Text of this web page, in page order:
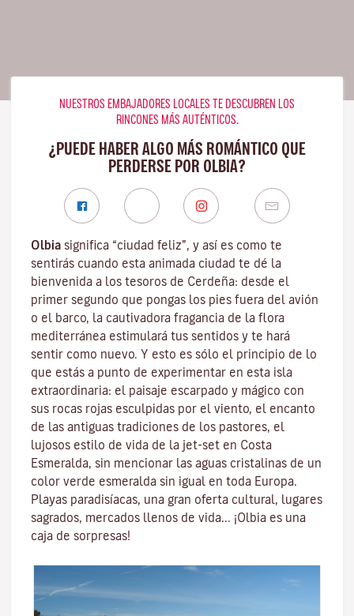
NUESTROS EMBAJADORES LOCALES TE DESCUBREN LOS
RINCONES MÁS AUTÉNTICOS.
¿PUEDE HABER ALGO MÁS ROMÁNTICO QUE
PERDERSE POR OLBIA?
Olbia significa “ciudad feliz”, y así es como te
sentirás cuando esta animada ciudad te dé la
bienvenida a los tesoros de Cerdeña: desde el
primer segundo que pongas los pies fuera del avión
o el barco, la cautivadora fragancia de la flora
mediterránea estimulará tus sentidos y te hará
sentir como nuevo. Y esto es sólo el principio de lo
que estás a punto de experimentar en esta isla
extraordinaria: el paisaje escarpado y mágico con
sus rocas rojas esculpidas por el viento, el encanto
de las antiguas tradiciones de los pastores, el
lujosos estilo de vida de la jet-set en Costa
Esmeralda, sin mencionar las aguas cristalinas de un
color verde esmeralda sin igual en toda Europa.
Playas paradisíacas, una gran oferta cultural, lugares
sagrados, mercados llenos de vida... ¡Olbia es una
caja de sorpresas!